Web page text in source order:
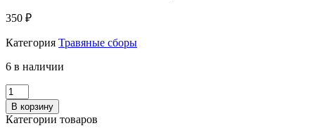
350 ₽
Категория Травяные сборы
6 в наличии
Количество
СБОР
ИММУННЫЙ
В корзину
Категории товаров